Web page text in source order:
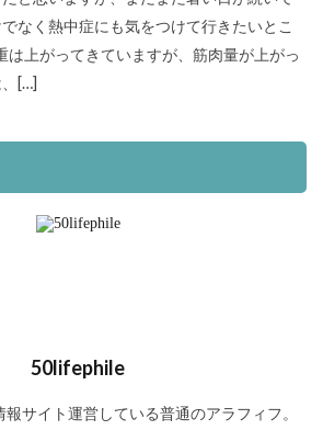
なく熱中症にも気をつけて行きたいとこ
は上がってきていますが、筋肉量が上がっ
[…]
50lifephile
サイト運営している普通のアラフィフ。